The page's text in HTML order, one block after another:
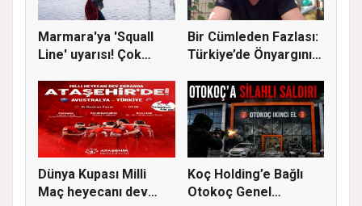
Marmara'ya 'Squall
Line' uyarısı! Çok
Bir Cümleden Fazlası:
Türkiye’de Önyargının
Dünya Kupası Milli
Maç heyecanı dev
Koç Holding’e Bağlı
Otokoç Genel